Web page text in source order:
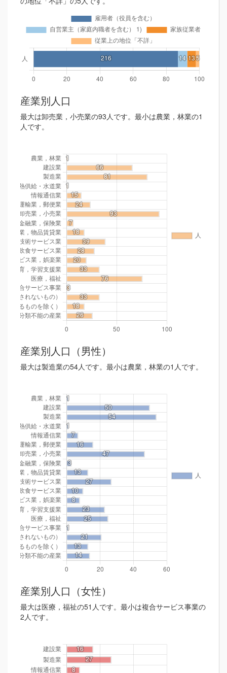
産業別人口
最大は卸売業，小売業の93人です。最小は農業，林業の1
人です。
産業別人口（男性）
最大は製造業の54人です。最小は農業，林業の1人です。
産業別人口（女性）
最大は医療，福祉の51人です。最小は複合サービス事業の
2人です。